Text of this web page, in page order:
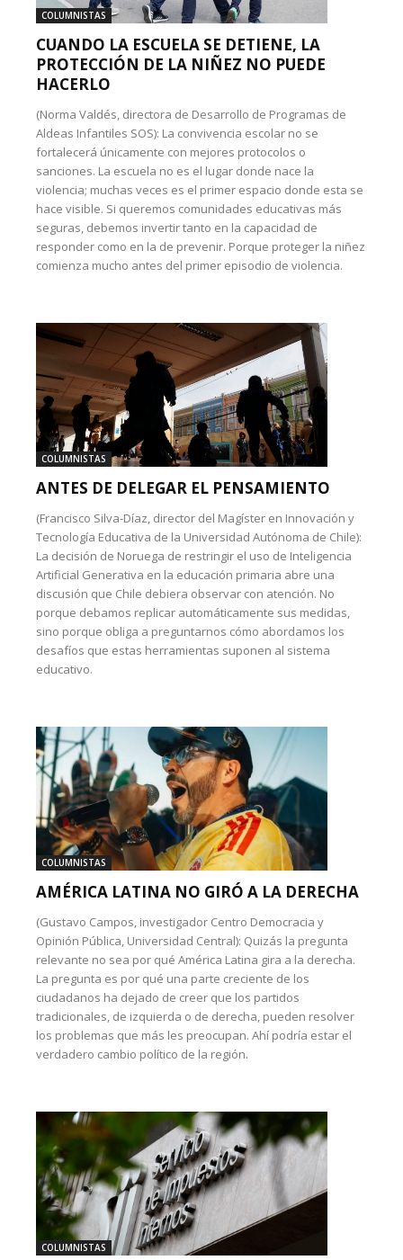
COLUMNISTAS
CUANDO LA ESCUELA SE DETIENE, LA
PROTECCIÓN DE LA NIÑEZ NO PUEDE
HACERLO
(Norma Valdés, directora de Desarrollo de Programas de
Aldeas Infantiles SOS): La convivencia escolar no se
fortalecerá únicamente con mejores protocolos o
sanciones. La escuela no es el lugar donde nace la
violencia; muchas veces es el primer espacio donde esta se
hace visible. Si queremos comunidades educativas más
seguras, debemos invertir tanto en la capacidad de
responder como en la de prevenir. Porque proteger la niñez
comienza mucho antes del primer episodio de violencia.
COLUMNISTAS
ANTES DE DELEGAR EL PENSAMIENTO
(Francisco Silva-Díaz, director del Magíster en Innovación y
Tecnología Educativa de la Universidad Autónoma de Chile):
La decisión de Noruega de restringir el uso de Inteligencia
Artificial Generativa en la educación primaria abre una
discusión que Chile debiera observar con atención. No
porque debamos replicar automáticamente sus medidas,
sino porque obliga a preguntarnos cómo abordamos los
desafíos que estas herramientas suponen al sistema
educativo.
COLUMNISTAS
AMÉRICA LATINA NO GIRÓ A LA DERECHA
(Gustavo Campos, investigador Centro Democracia y
Opinión Pública, Universidad Central): Quizás la pregunta
relevante no sea por qué América Latina gira a la derecha.
La pregunta es por qué una parte creciente de los
ciudadanos ha dejado de creer que los partidos
tradicionales, de izquierda o de derecha, pueden resolver
los problemas que más les preocupan. Ahí podría estar el
verdadero cambio político de la región.
COLUMNISTAS